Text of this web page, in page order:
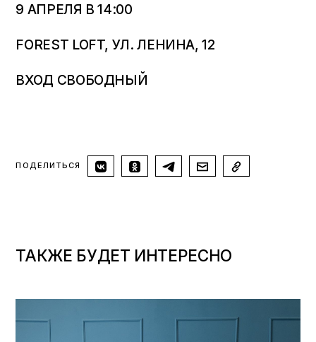
9 АПРЕЛЯ В 14:00
FOREST LOFT, УЛ. ЛЕНИНА, 12
ВХОД СВОБОДНЫЙ
ПОДЕЛИТЬСЯ
ТАКЖЕ БУДЕТ ИНТЕРЕСНО